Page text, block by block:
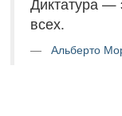
всех.
Альберто